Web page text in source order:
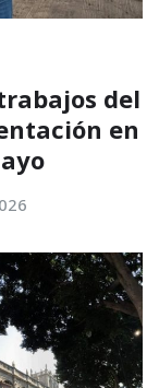
del
en